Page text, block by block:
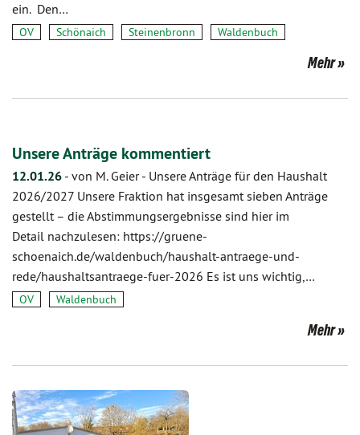
ein. Den…
OV Schönaich Steinenbronn Waldenbuch
Mehr
Unsere Anträge kommentiert
12.01.26 - von M. Geier- Unsere Anträge für den Haushalt
2026/2027 Unsere Fraktion hat insgesamt sieben Anträge
gestellt – die Abstimmungsergebnisse sind hier im
Detail nachzulesen: https://gruene-
schoenaich.de/waldenbuch/haushalt-antraege-und-
rede/haushaltsantraege-fuer-2026 Es ist uns wichtig,…
OV Waldenbuch
Mehr